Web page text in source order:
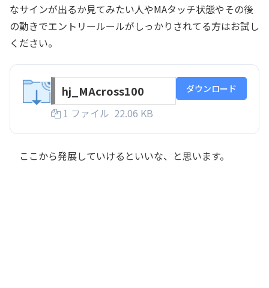
なサインが出るか見てみたい人やMAタッチ状態やその後
の動きでエントリールールがしっかりされてる方はお試し
ください。
hj_MAcross100
1 ファイル 22.06 KB
ダウンロード
ここから発展していけるといいな、と思います。